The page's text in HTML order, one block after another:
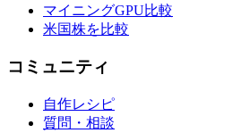
マイニングGPU比較
米国株を比較
コミュニティ
自作レシピ
質問・相談